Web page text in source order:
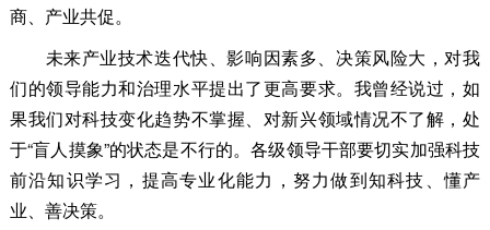
商、产业共促。
未来产业技术迭代快、影响因素多、决策风险大，对我
们的领导能力和治理水平提出了更高要求。我曾经说过，如
果我们对科技变化趋势不掌握、对新兴领域情况不了解，处
于“盲人摸象”的状态是不行的。各级领导干部要切实加强科技
前沿知识学习，提高专业化能力，努力做到知科技、懂产
业、善决策。